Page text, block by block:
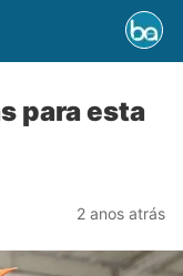
para esta
2 anos atrás